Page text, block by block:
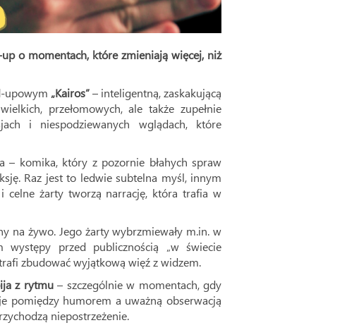
o momentach, które zmieniają więcej, niż
upowym „Kairos”– inteligentną, zaskakującą
przełomowych, ale także zupełnie
i niespodziewanych wglądach, które
– komika, który z pozornie błahych spraw
Raz jest to ledwie subtelna myśl, innym
celne żarty tworzą narrację, która trafia w
na żywo. Jego żarty wybrzmiewały m.in. w
przed publicznością „w świecie
zbudować wyjątkową więź z widzem.
z rytmu– szczególnie w momentach, gdy
pomiędzy humorem a uważną obserwacją
niepostrzeżenie.